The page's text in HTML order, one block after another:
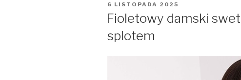
OPUBLIKOWANE
6 LISTOPADA 2025
Fioletowy damski
splotem